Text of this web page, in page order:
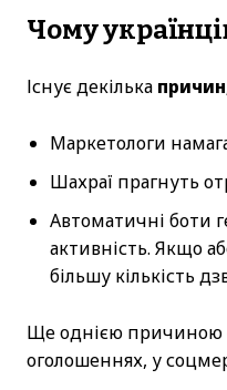
Чому
Існує декілька
Маркетологи
Шахраї прагнуть
Автоматичні боти
активність. Якщо
більшу кількість
Ще однією причиною
оголошеннях, у